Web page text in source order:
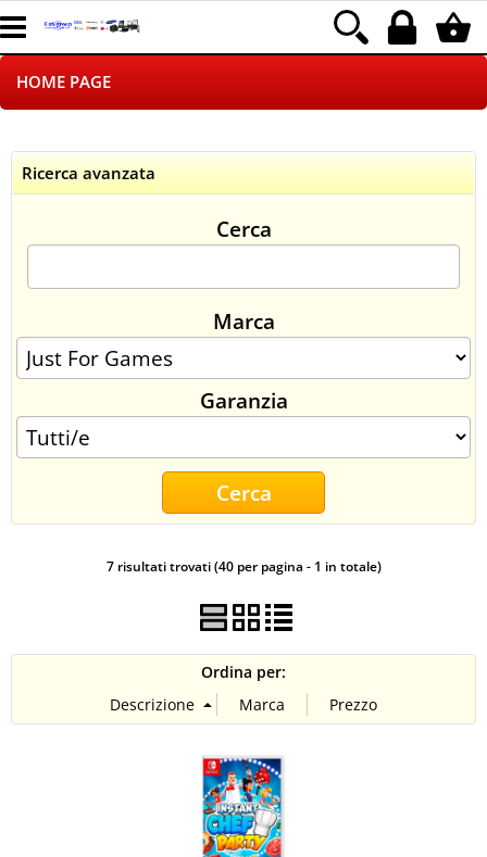
HOME PAGE
LOGISTICA
NEGOZI ON LINE
SINCRONIZZATI CON NOI
SPEDIZIONI
CONTATTI
Ricerca avanzata
Cerca
Marca
Garanzia
7 risultati trovati (40 per pagina - 1 in totale)
Ordina per: